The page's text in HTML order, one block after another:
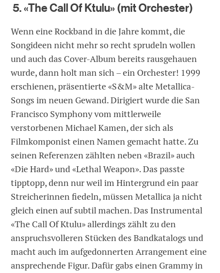
5. «The Call Of Ktulu» (mit Orchester)
Wenn eine Rockband in die Jahre kommt, die
Songideen nicht mehr so recht sprudeln wollen
und auch das Cover-Album bereits rausgehauen
wurde, dann holt man sich – ein Orchester! 1999
erschienen, präsentierte «S&M» alte Metallica-
Songs im neuen Gewand. Dirigiert wurde die San
Francisco Symphony vom mittlerweile
verstorbenen Michael Kamen, der sich als
Filmkomponist einen Namen gemacht hatte. Zu
seinen Referenzen zählten neben «Brazil» auch
«Die Hard» und «Lethal Weapon». Das passte
tipptopp, denn nur weil im Hintergrund ein paar
Streicherinnen fiedeln, müssen Metallica ja nicht
gleich einen auf subtil machen. Das Instrumental
«The Call Of Ktulu» allerdings zählt zu den
anspruchsvolleren Stücken des Bandkatalogs und
macht auch im aufgedonnerten Arrangement eine
ansprechende Figur. Dafür gabs einen Grammy in